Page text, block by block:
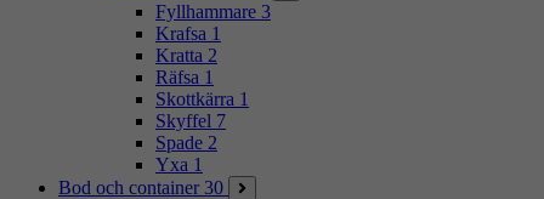
Fyllhammare 3
Krafsa 1
Kratta 2
Räfsa 1
Skottkärra 1
Skyffel 7
Spade 2
Yxa 1
Bod och container 30